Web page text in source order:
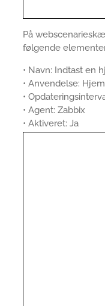
På
følgende
• Navn: Indtast en
• Anvendelse:
•
• Agent: Zabbix
• Aktiveret: Ja